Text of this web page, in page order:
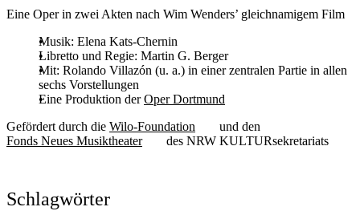
Eine Oper in zwei Akten nach Wim Wenders’ gleichnamigem Film
Musik: Elena Kats-Chernin
Libretto und Regie: Martin G. Berger
Mit: Rolando Villazón (u. a.) in einer zentralen Partie in allen
sechs Vorstellungen
Eine Produktion derOper Dortmund
Gefördert durch die Wilo-Foundation
und den
Fonds Neues Musiktheater
des NRW KULTURsekretariats
Schlagwörter